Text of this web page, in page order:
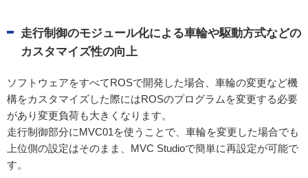
走行制御のモジュール化による車輪や駆動方式などの
カスタマイズ性の向上
ソフトウェアをすべてROSで開発した場合、車輪の変更など機
構をカスタマイズした際にはROSのプログラムを変更する必要
があり変更負荷も大きくなります。
走行制御部分にMVC01を使うことで、車輪を変更した場合でも
上位側の設定はそのまま、MVC Studioで簡単に再設定が可能で
す。